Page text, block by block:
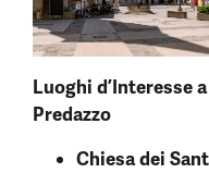
Luoghi d’Interesse a
Predazzo
Chiesa dei